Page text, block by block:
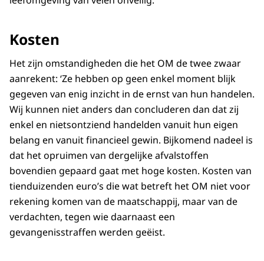
Kosten
Het zijn omstandigheden die het OM de twee zwaar
aanrekent: ‘Ze hebben op geen enkel moment blijk
gegeven van enig inzicht in de ernst van hun handelen.
Wij kunnen niet anders dan concluderen dan dat zij
enkel en nietsontziend handelden vanuit hun eigen
belang en vanuit financieel gewin. Bijkomend nadeel is
dat het opruimen van dergelijke afvalstoffen
bovendien gepaard gaat met hoge kosten. Kosten van
tienduizenden euro’s die wat betreft het OM niet voor
rekening komen van de maatschappij, maar van de
verdachten, tegen wie daarnaast een
gevangenisstraffen werden geëist.